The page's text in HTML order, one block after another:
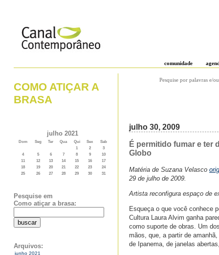
comunidade
COMO ATIÇAR A
BRASA
julho 2021
Dom Seg Ter Qua Qui Sex
Sab
1
2
3
4
5 6 7 8 9
10
11
12 13 14 15 16
17
18
19 20 21 22 23
24
25
26 27 28 29 30 31
Pesquise em
Como atiçar a brasa:
Arquivos:
junho 2021
Pesquise por palavras e/
julho 30, 2009
É permitido fumar e ter
Globo
Matéria de Suzana Velasco
29 de julho de 2009.
Artista reconfigura espaço de
Esqueça o que você conhece
Cultura Laura Alvim ganha
como suporte de obras. Um
mãos, que, a partir de
de Ipanema, de janelas